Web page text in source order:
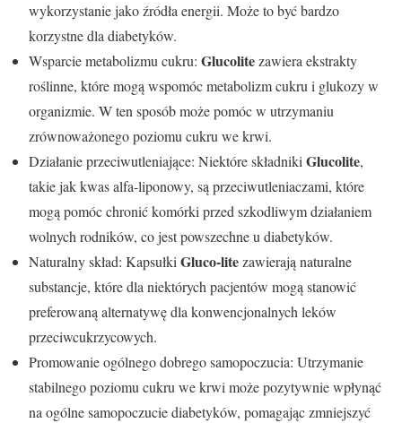
wykorzystanie jako źródła energii. Może to być bardzo
korzystne dla diabetyków.
Wsparcie metabolizmu cukru: Glucolitezawiera ekstrakty
roślinne, które mogą wspomóc metabolizm cukru i glukozy w
organizmie. W ten sposób może pomóc w utrzymaniu
zrównoważonego poziomu cukru we krwi.
Działanie przeciwutleniające: Niektóre składnikiGlucolite,
takie jak kwas alfa-liponowy, są przeciwutleniaczami, które
mogą pomóc chronić komórki przed szkodliwym działaniem
wolnych rodników, co jest powszechne u diabetyków.
Naturalny skład: KapsułkiGluco-litezawierają naturalne
substancje, które dla niektórych pacjentów mogą stanowić
preferowaną alternatywę dla konwencjonalnych leków
przeciwcukrzycowych.
Promowanie ogólnego dobrego samopoczucia: Utrzymanie
stabilnego poziomu cukru we krwi może pozytywnie wpłynąć
na ogólne samopoczucie diabetyków, pomagając zmniejszyć